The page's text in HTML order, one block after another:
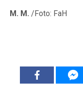
M. M. /Foto: FaH